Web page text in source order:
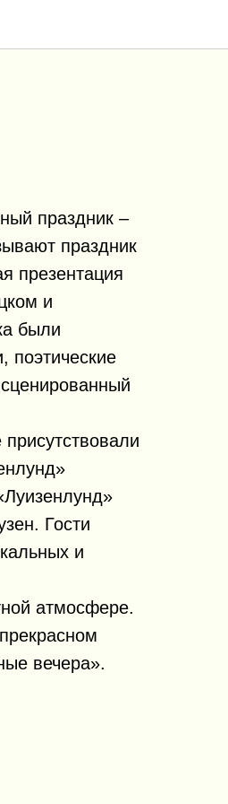
праздник –
праздник
презентация
и
были
поэтические
Гости
и
атмосфере.
вечера».